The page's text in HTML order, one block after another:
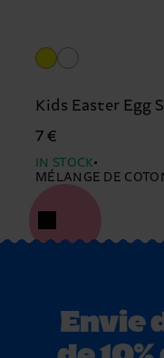
Kids Easter Egg
7 €
IN STOCK
MÉLANGE DE
Envie